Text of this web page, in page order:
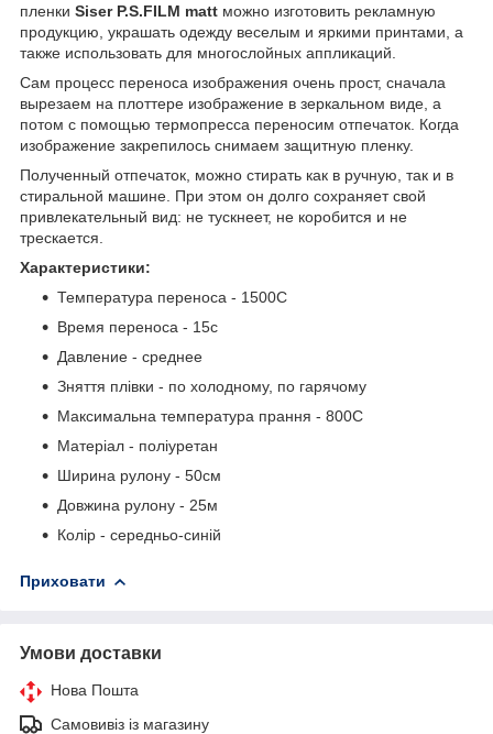
пленки Siser P.S.FILM matt можно изготовить рекламную
продукцию, украшать одежду веселым и яркими принтами, а
также использовать для многослойных аппликаций.
Сам процесс переноса изображения очень прост, сначала
вырезаем на плоттере изображение в зеркальном виде, а
потом с помощью термопресса переносим отпечаток. Когда
изображение закрепилось снимаем защитную пленку.
Полученный отпечаток, можно стирать как в ручную, так и в
стиральной машине. При этом он долго сохраняет свой
привлекательный вид: не тускнеет, не коробится и не
трескается.
Характеристики:
Температура переноса - 1500С
Время переноса - 15с
Давление - среднее
Зняття плівки - по холодному, по гарячому
Максимальна температура прання - 800С
Матеріал - поліуретан
Ширина рулону - 50см
Довжина рулону - 25м
Колір - середньо-синій
Приховати
Умови доставки
Нова Пошта
Самовивіз із магазину